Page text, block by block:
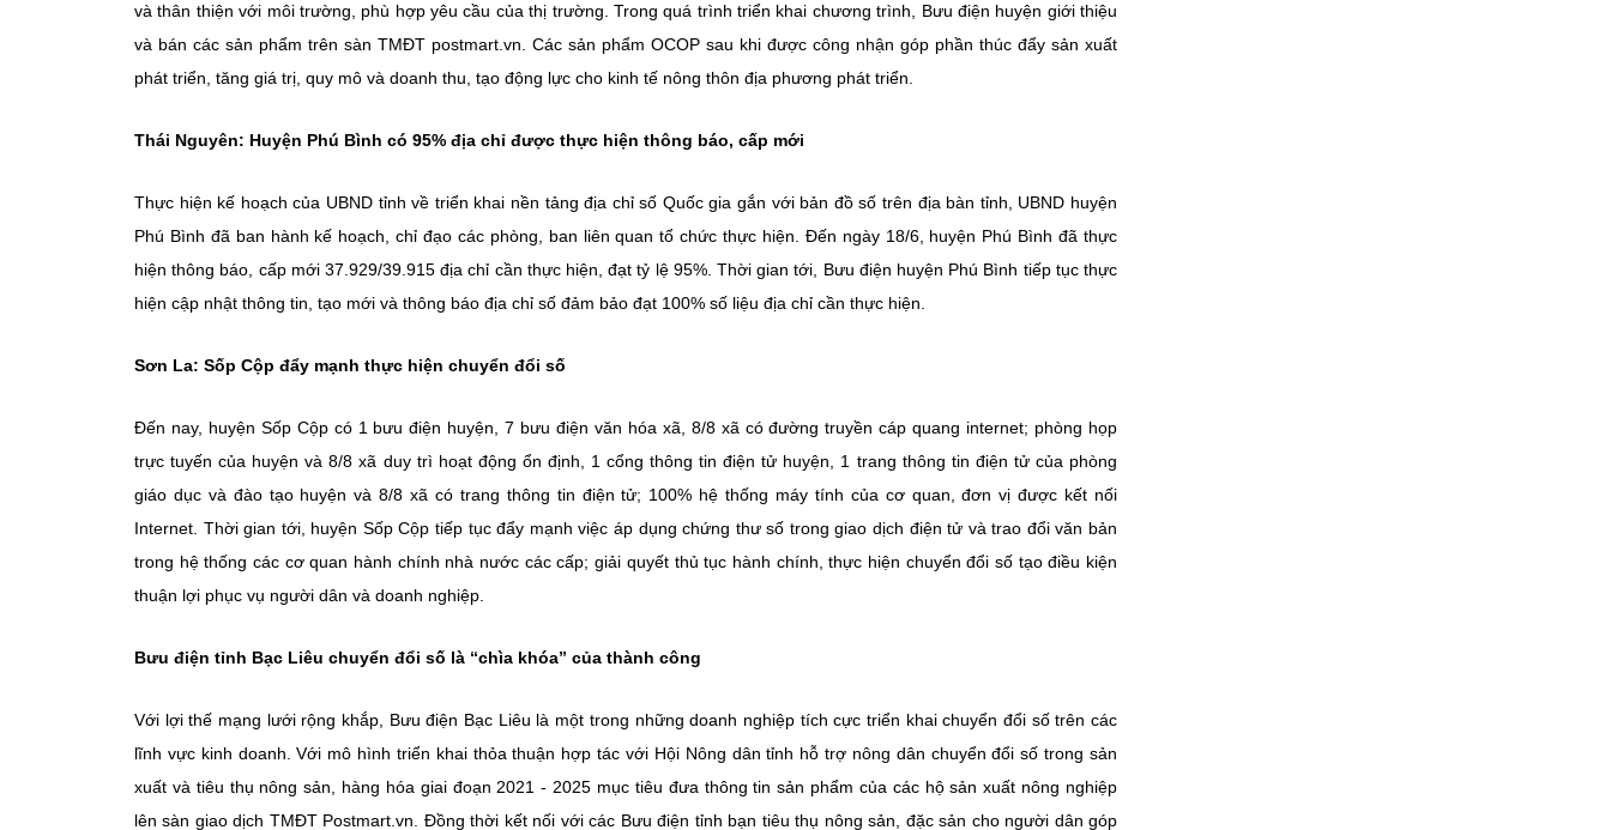
và thân thiện với môi trường, phù hợp yêu cầu của thị trường. Trong quá trình triển khai chương trình, Bưu điện huyện giới thiệu
và bán các sản phẩm trên sàn TMĐT postmart.vn. Các sản phẩm OCOP sau khi được công nhận góp phần thúc đẩy sản xuất
phát triển, tăng giá trị, quy mô và doanh thu, tạo động lực cho kinh tế nông thôn địa phương phát triển.
Thái Nguyên: Huyện Phú Bình có 95% địa chỉ được thực hiện thông báo, cấp mới
Thực hiện kế hoạch của UBND tỉnh về triển khai nền tảng địa chỉ số Quốc gia gắn với bản đồ số trên địa bàn tỉnh, UBND huyện
Phú Bình đã ban hành kế hoạch, chỉ đạo các phòng, ban liên quan tổ chức thực hiện. Đến ngày 18/6, huyện Phú Bình đã thực
hiện thông báo, cấp mới 37.929/39.915 địa chỉ cần thực hiện, đạt tỷ lệ 95%. Thời gian tới, Bưu điện huyện Phú Bình tiếp tục thực
hiện cập nhật thông tin, tạo mới và thông báo địa chỉ số đảm bảo đạt 100% số liệu địa chỉ cần thực hiện.
Sơn La: Sốp Cộp đẩy mạnh thực hiện chuyển đổi số
Đến nay, huyện Sốp Cộp có 1 bưu điện huyện, 7 bưu điện văn hóa xã, 8/8 xã có đường truyền cáp quang internet; phòng họp
trực tuyến của huyện và 8/8 xã duy trì hoạt động ổn định, 1 cổng thông tin điện tử huyện, 1 trang thông tin điện tử của phòng
giáo dục và đào tạo huyện và 8/8 xã có trang thông tin điện tử; 100% hệ thống máy tính của cơ quan, đơn vị được kết nối
Internet. Thời gian tới, huyện Sốp Cộp tiếp tục đẩy mạnh việc áp dụng chứng thư số trong giao dịch điện tử và trao đổi văn bản
trong hệ thống các cơ quan hành chính nhà nước các cấp; giải quyết thủ tục hành chính, thực hiện chuyển đổi số tạo điều kiện
thuận lợi phục vụ người dân và doanh nghiệp.
Bưu điện tỉnh Bạc Liêu chuyển đổi số là “chìa khóa” của thành công
Với lợi thế mạng lưới rộng khắp, Bưu điện Bạc Liêu là một trong những doanh nghiệp tích cực triển khai chuyển đổi số trên các
lĩnh vực kinh doanh. Với mô hình triển khai thỏa thuận hợp tác với Hội Nông dân tỉnh hỗ trợ nông dân chuyển đổi số trong sản
xuất và tiêu thụ nông sản, hàng hóa giai đoạn 2021 - 2025 mục tiêu đưa thông tin sản phẩm của các hộ sản xuất nông nghiệp
lên sàn giao dịch TMĐT Postmart.vn. Đồng thời kết nối với các Bưu điện tỉnh bạn tiêu thụ nông sản, đặc sản cho người dân góp